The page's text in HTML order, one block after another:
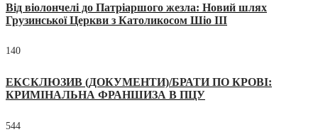
Від віолончелі до Патріаршого жезла: Новий шлях
Грузинської Церкви з Католикосом Шіо III
140
ЕКСКЛЮЗИВ (ДОКУМЕНТИ)/БРАТИ ПО КРОВІ:
КРИМІНАЛЬНА ФРАНШИЗА В ПЦУ
544